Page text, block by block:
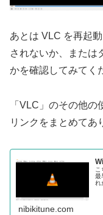
あとは VLC を再起
されないか、または
かを確認してみてく
「VLC」のその他
リンクをまとめてあ
最
れ
nibikitune.com